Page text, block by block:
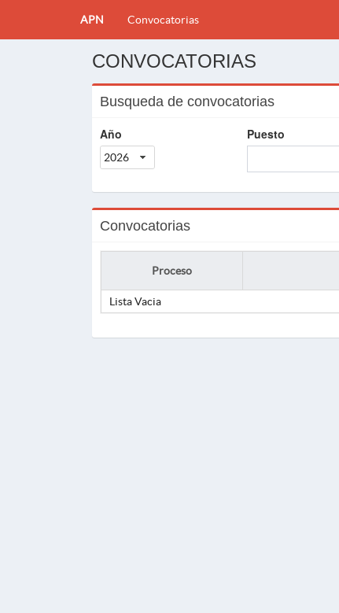
APN Convocatorias
CONVOCATORIAS
Busqueda de convocatorias
Año
2026
Puesto
Convocatorias
Proceso
Lista Vacia